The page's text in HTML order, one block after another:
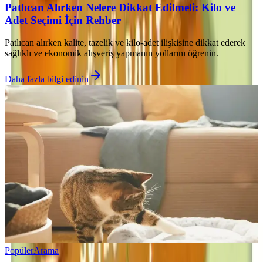
Patlıcan Alırken Nelere Dikkat Edilmeli: Kilo ve
Adet Seçimi İçin Rehber
Patlıcan alırken kalite, tazelik ve kilo-adet ilişkisine dikkat ederek
sağlıklı ve ekonomik alışveriş yapmanın yollarını öğrenin.
Daha fazla bilgi edinin
PopülerArama